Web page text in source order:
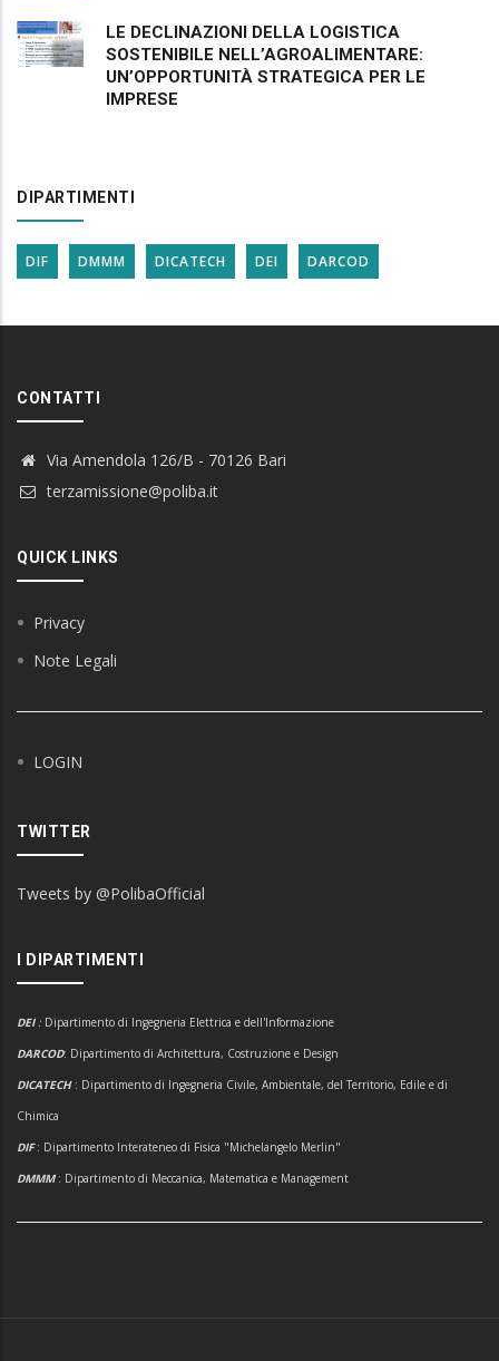
LE DECLINAZIONI DELLA LOGISTICA
SOSTENIBILE NELL’AGROALIMENTARE:
UN’OPPORTUNITÀ STRATEGICA PER LE
IMPRESE
DIPARTIMENTI
DIF DMMM DICATECH DEI DARCOD
CONTATTI
Via Amendola 126/B - 70126 Bari
terzamissione@poliba.it
QUICK LINKS
Privacy
Note Legali
LOGIN
TWITTER
Tweets by @PolibaOfficial
I DIPARTIMENTI
DEI : Dipartimento di Ingegneria Elettrica e dell'Informazione
DARCOD: Dipartimento di Architettura, Costruzione e Design
DICATECH : Dipartimento di Ingegneria Civile, Ambientale, del Territorio, Edile e di
Chimica
DIF: Dipartimento Interateneo di Fisica "Michelangelo Merlin"
DMMM: Dipartimento di Meccanica, Matematica e Management